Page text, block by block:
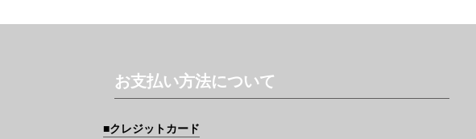
お支払い方法について
クレジットカード